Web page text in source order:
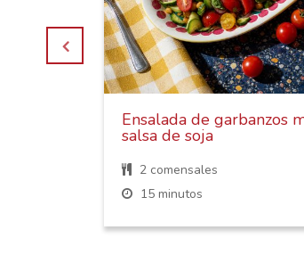
Ensalada de garbanzos
salsa de soja
2 comensales
15 minutos